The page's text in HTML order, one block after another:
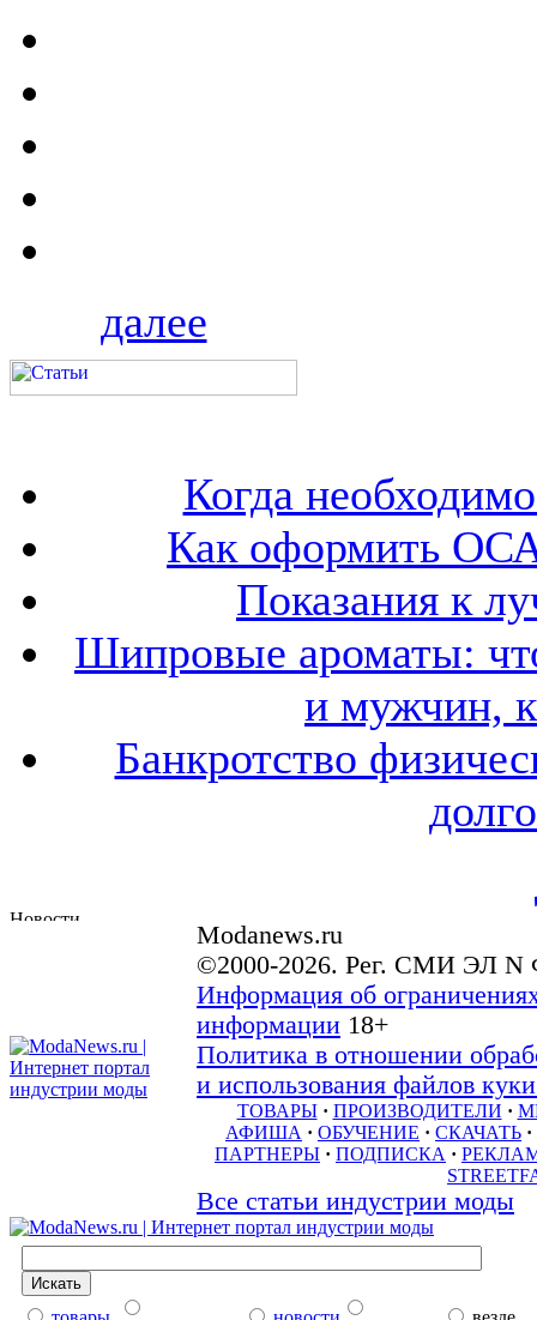
далее
Когда
Как оформить
Показания к
Шипровые ароматы:
и мужчин,
Банкротство
Modanews.ru
©2000-2026. Рег. СМИ ЭЛ N
Информация об
информации 18+
Политика в отношении
и использования файлов
ТОВАРЫ · ПРОИЗВОДИТЕЛИ ·
АФИША · ОБУЧЕНИЕ · СКАЧАТЬ ·
ПАРТНЕРЫ · ПОДПИСКА ·
Все статьи индустрии моды